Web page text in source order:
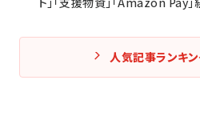
人気記事ランキ